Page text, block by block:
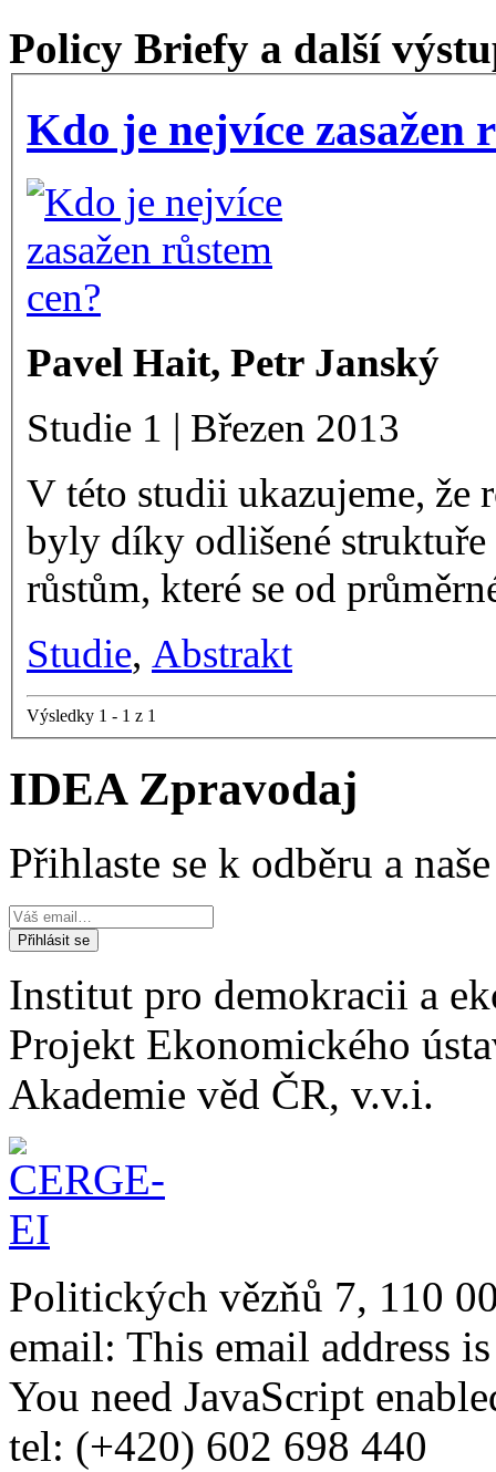
Policy Briefy a další
Kdo je nejvíce zasažen
Pavel Hait, Petr Janský
Studie 1 | Březen 2013
V této studii ukazujeme, že
byly díky odlišené
růstům, které se od
Studie, Abstrakt
Výsledky 1 - 1 z 1
IDEA Zpravodaj
Přihlaste se k odběru a
Institut pro demokracii a
Projekt Ekonomického
Akademie věd ČR, v.v.i.
Politických vězňů 7, 110
email: This email address
You need JavaScript
tel: (+420) 602 698 440